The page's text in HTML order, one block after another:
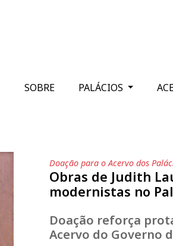
SOBRE PALÁCIOS
Doação para o Acervo dos
Obras de Judith
modernistas no
Doação reforça
Acervo do Governo